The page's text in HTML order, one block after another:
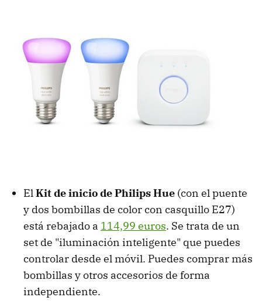
ElKit de inicio de Philips Hue (con el puente
y dos bombillas de color con casquillo E27)
está rebajado a 114,99 euros. Se trata de un
set de "iluminación inteligente" que puedes
controlar desde el móvil. Puedes comprar más
bombillas y otros accesorios de forma
independiente.